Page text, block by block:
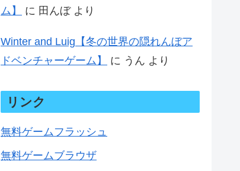
ム】
に 田んぼより
Winter and Luig【冬の世界の隠れんぼア
ドベンチャーゲーム】
に うん より
リンク
無料ゲームフラッシュ
無料ゲームブラウザ